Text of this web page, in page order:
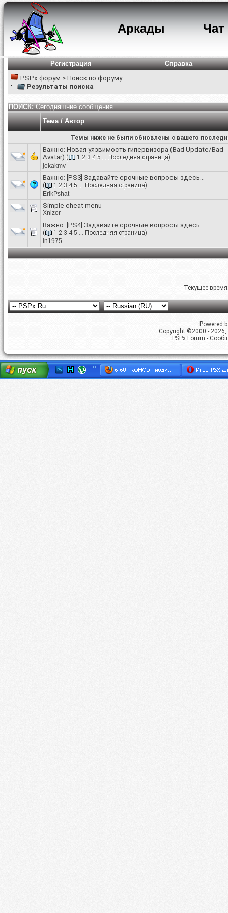
Аркады Чат
Регистрация
Справка
PSPx форум > Поиск по форуму
Результаты поиска
ПОИСК: Сегодняшние сообщения
Тема / Автор
Темы ниже не были обновлены с вашего
Важно: Новая уязвимость гипервизора (Bad Update/Bad
Avatar) ( 1 2 3 4 5 ... Последняя страница)
jekakmv
Важно: [PS3] Задавайте срочные вопросы здесь...
( 1 2 3 4 5 ... Последняя страница)
ErikPshat
Simple cheat menu
Xnizor
Важно: [PS4] Задавайте срочные вопросы здесь...
( 1 2 3 4 5 ... Последняя страница)
in1975
Текущее
Powered
Copyright ©2000 -
PSPx Forum -